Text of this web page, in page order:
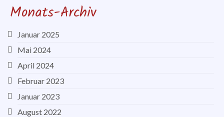
Monats-Archiv
Januar 2025
Mai 2024
April 2024
Februar 2023
Januar 2023
August 2022